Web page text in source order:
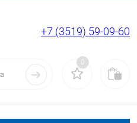
+7 (3519) 59-09-60
0